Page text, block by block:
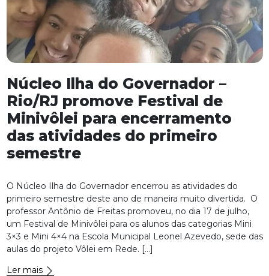
Núcleo Ilha do Governador –
Rio/RJ promove Festival de
Minivôlei para encerramento
das atividades do primeiro
semestre
O Núcleo Ilha do Governador encerrou as atividades do
primeiro semestre deste ano de maneira muito divertida. O
professor Antônio de Freitas promoveu, no dia 17 de julho,
um Festival de Minivôlei para os alunos das categorias Mini
3×3 e Mini 4×4 na Escola Municipal Leonel Azevedo, sede das
aulas do projeto Vôlei em Rede. […]
Ler mais